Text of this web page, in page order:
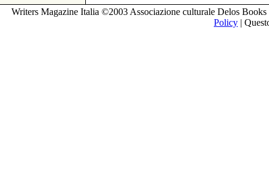
Writers Magazine Italia ©2003 Associazione culturale Delos
Policy |